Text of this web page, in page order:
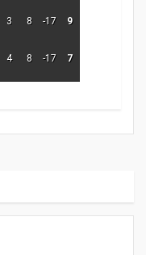
3 8 -17 9
4 8 -17 7